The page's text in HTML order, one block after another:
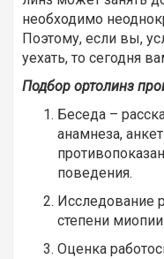
необходимо
Поэтому, если вы,
уехать, то сегодня
Подбор ортолинз
Беседа –
анамнеза,
поведения.
Исследование
степени
Оценка